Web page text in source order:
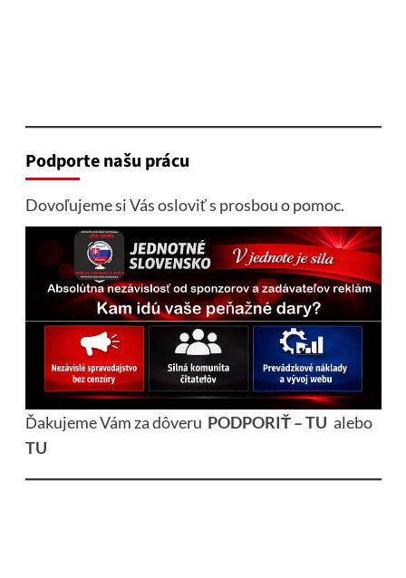
Podporte našu prácu
Dovoľujeme si Vás osloviť s prosbou o pomoc.
Ďakujeme Vám za dôveru PODPORIŤ – TU alebo
TU